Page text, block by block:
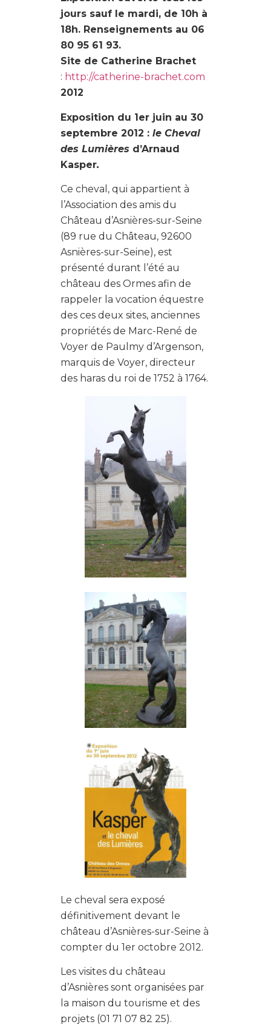
jours sauf le mardi, de 10h à
18h. Renseignements au 06
80 95 61 93.
Site de Catherine Brachet
: http://catherine-brachet.com
2012
Exposition du 1er juin au 30
septembre 2012 : le Cheval
des Lumières d’Arnaud
Kasper.
Ce cheval, qui appartient à
l’Association des amis du
Château d’Asnières-sur-Seine
(89 rue du Château, 92600
Asnières-sur-Seine), est
présenté durant l’été au
château des Ormes afin de
rappeler la vocation équestre
des ces deux sites, anciennes
propriétés de Marc-René de
Voyer de Paulmy d’Argenson,
marquis de Voyer, directeur
des haras du roi de 1752 à 1764.
Le cheval sera exposé
définitivement devant le
château d’Asnières-sur-Seine à
compter du 1er octobre 2012.
Les visites du château
d’Asnières sont organisées par
la maison du tourisme et des
projets (01 71 07 82 25).